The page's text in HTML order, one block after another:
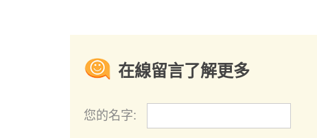
在線留言了解更多
您的名字: